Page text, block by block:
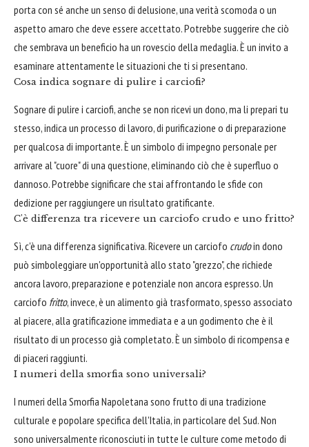
porta con sé anche un senso di delusione, una verità scomoda o un
aspetto amaro che deve essere accettato. Potrebbe suggerire che ciò
che sembrava un beneficio ha un rovescio della medaglia. È un invito a
esaminare attentamente le situazioni che ti si presentano.
Cosa indica sognare di pulire i carciofi?
Sognare di pulire i carciofi, anche se non ricevi un dono, ma li prepari tu
stesso, indica un processo di lavoro, di purificazione o di preparazione
per qualcosa di importante. È un simbolo di impegno personale per
arrivare al "cuore" di una questione, eliminando ciò che è superfluo o
dannoso. Potrebbe significare che stai affrontando le sfide con
dedizione per raggiungere un risultato gratificante.
C'è differenza tra ricevere un carciofo crudo e uno fritto?
Sì, c'è una differenza significativa. Ricevere un carciofo crudoin dono
può simboleggiare un'opportunità allo stato "grezzo", che richiede
ancora lavoro, preparazione e potenziale non ancora espresso. Un
carciofo fritto, invece, è un alimento già trasformato, spesso associato
al piacere, alla gratificazione immediata e a un godimento che è il
risultato di un processo già completato. È un simbolo di ricompensa e
di piaceri raggiunti.
I numeri della smorfia sono universali?
I numeri della Smorfia Napoletana sono frutto di una tradizione
culturale e popolare specifica dell'Italia, in particolare del Sud. Non
sono universalmente riconosciuti in tutte le culture come metodo di